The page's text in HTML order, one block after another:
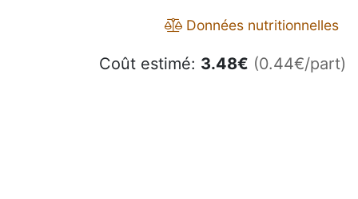
Données nutritionnelles
Coût estimé: 3.48€ (0.44€/part)